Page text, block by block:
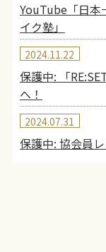
YouTube「日本
イク塾」
保護中: 「
へ！
2024.11.22
保護中: 協会員
2024.07.31